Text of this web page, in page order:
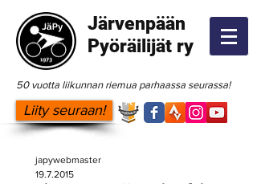
Järvenpään
Pyöräilijät ry
50 vuotta liikunnan riemua parhaassa seurassa!
Liity seuraan!
japywebmaster
19.7.2015